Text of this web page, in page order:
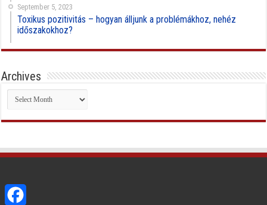
September 5, 2023
Toxikus pozitivitás – hogyan álljunk a problémákhoz, nehéz
időszakokhoz?
Archives
Archives